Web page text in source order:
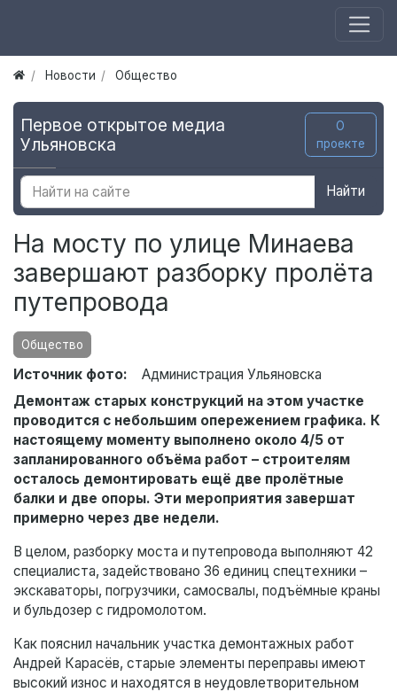
Новости Общество
Первое открытое медиа
Ульяновска
О
проекте
Найти
На мосту по улице Минаева
завершают разборку пролёта
путепровода
Общество
Источник фото:
Администрация Ульяновска
Демонтаж старых конструкций на этом участке
проводится с небольшим опережением графика. К
настоящему моменту выполнено около 4/5 от
запланированного объёма работ – строителям
осталось демонтировать ещё две пролётные
балки и две опоры. Эти мероприятия завершат
примерно через две недели.
В целом, разборку моста и путепровода выполняют 42
специалиста, задействовано 36 единиц спецтехники –
экскаваторы, погрузчики, самосвалы, подъёмные краны
и бульдозер с гидромолотом.
Как пояснил начальник участка демонтажных работ
Андрей Карасёв, старые элементы переправы имеют
высокий износ и находятся в неудовлетворительном